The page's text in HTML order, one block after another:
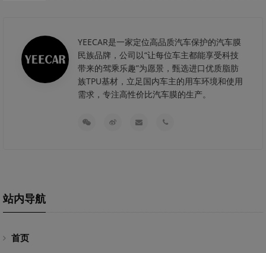
YEECAR是一家定位高品质汽车保护的汽车膜
民族品牌，公司以“让每位车主都能享受科技
带来的驾乘乐趣”为愿景，甄选进口优质脂肪
族TPU基材，立足国内车主的用车环境和使用
需求，专注高性价比汽车膜的生产。
站内导航
首页